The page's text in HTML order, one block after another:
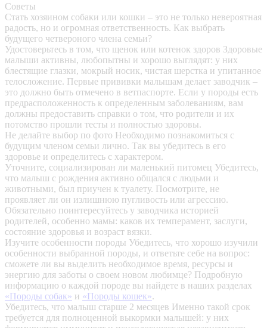
Советы
Стать хозяином собаки или кошки – это не только невероятная
радость, но и огромная ответственность. Как выбрать
будущего четвероного члена семьи?
Удостоверьтесь в том, что щенок или котенок здоров Здоровые
малыши активны, любопытны и хорошо выглядят: у них
блестящие глазки, мокрый носик, чистая шерстка и упитанное
телосложение. Первые прививки малышам делает заводчик –
это должно быть отмечено в ветпаспорте. Если у породы есть
предрасположенность к определенным заболеваниям, вам
должны предоставить справки о том, что родители и их
потомство прошли тесты и полностью здоровы.
Не делайте выбор по фото Необходимо познакомиться с
будущим членом семьи лично. Так вы убедитесь в его
здоровье и определитесь с характером.
Уточните, социализирован ли маленький питомец Убедитесь,
что малыш с рождения активно общался с людьми и
животными, был приучен к туалету. Посмотрите, не
проявляет ли он излишнюю пугливость или агрессию.
Обязательно поинтересуйтесь у заводчика историей
родителей, особенно мамы: каков их темперамент, заслуги,
состояние здоровья и возраст вязки.
Изучите особенности породы Убедитесь, что хорошо изучили
особенности выбранной породы, и ответьте себе на вопрос:
сможете ли вы выделить необходимое время, ресурсы и
энергию для заботы о своем новом любимце? Подробную
информацию о каждой породе вы найдете в наших разделах
«Породы собак» и «Породы кошек».
Убедитесь, что малыш старше 2 месяцев Именно такой срок
требуется для полноценной выкормки малышей: у них